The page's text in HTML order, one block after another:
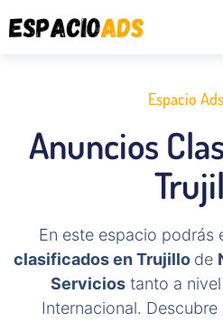
Espacio
Anuncios
En este espacio podrás
clasificados en Trujillo de
Serviciostanto a nivel
Internacional.